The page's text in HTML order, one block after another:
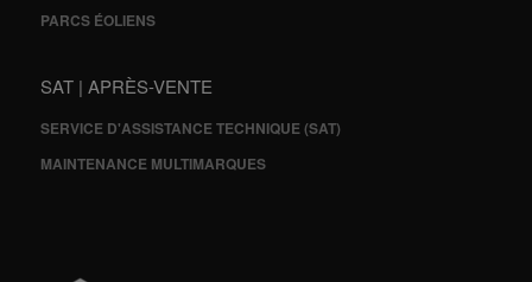
PARCS ÉOLIENS
SAT | APRÈS-VENTE
SERVICE D'ASSISTANCE TECHNIQUE (SAT)
MAINTENANCE MULTIMARQUES